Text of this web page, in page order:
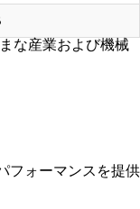
な産業および機械
フォーマンスを提供